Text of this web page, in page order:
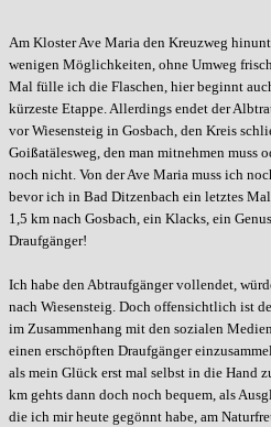
Am Kloster Ave Maria den Kreuzweg
wenigen Möglichkeiten, ohne Umweg
Mal fülle ich die Flaschen, hier beginnt
kürzeste Etappe. Allerdings endet der
vor Wiesensteig in Gosbach, den Kreis
Goißatälesweg, den man mitnehmen muss
noch nicht. Von der Ave Maria muss ich
bevor ich in Bad Ditzenbach ein letztes
1,5 km nach Gosbach, ein Klacks, ein
Draufgänger!
Ich habe den Abtraufgänger vollendet,
nach Wiesensteig. Doch offensichtlich ist
im Zusammenhang mit den sozialen
einen erschöpften Draufgänger
als mein Glück erst mal selbst in die Hand
km gehts dann doch noch bequem, als
die ich mir heute gegönnt habe, am